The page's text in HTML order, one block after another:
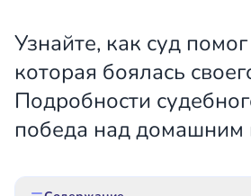
Узнайте, как суд
которая боялась
Подробности
победа над домашним